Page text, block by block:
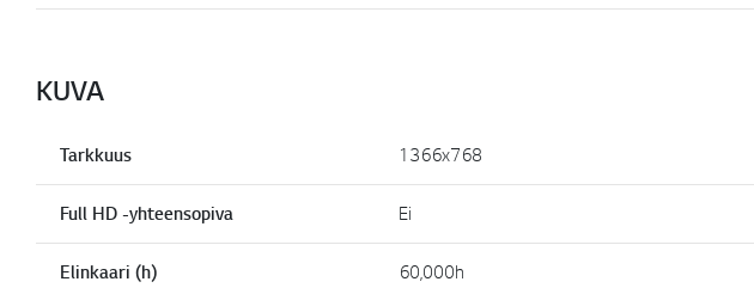
KUVA
Tarkkuus 1366x768
Full HD -yhteensopiva Ei
Elinkaari (h) 60,000h